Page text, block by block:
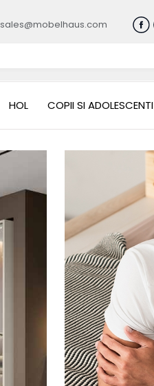
sales@mobelhaus.com
HOL COPII SI ADOLESCENTI